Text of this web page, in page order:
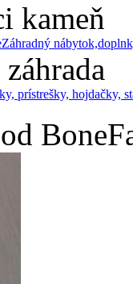
kameň
Záhradný
prístrešky, hojdačky,
Bone